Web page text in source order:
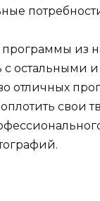
из
с остальными
отличных
свои